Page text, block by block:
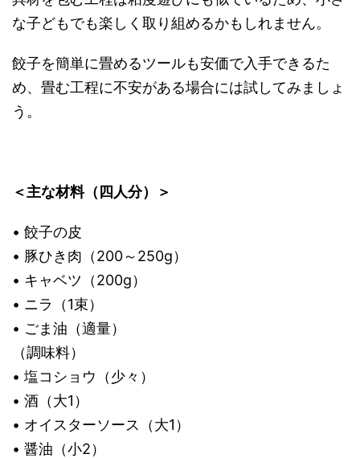
な子どもでも楽しく取り組めるかもしれません。
餃子を簡単に畳めるツールも安価で入手できるた
め、畳む工程に不安がある場合には試してみましょ
う。
＜主な材料（四人分）＞
• 餃子の皮
• 豚ひき肉（200～250g）
• キャベツ（200g）
• ニラ（1束）
• ごま油（適量）
（調味料）
• 塩コショウ（少々）
• 酒（大1）
• オイスターソース（大1）
• 醤油（小2）